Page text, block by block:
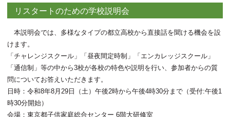
リスタートのための学校説明会
本説明会では、多様なタイプの都立高校から直接話を聞ける機会を設
けます。
「チャレンジスクール」「昼夜間定時制」「エンカレッジスクール」
「通信制」等の中から3校が各校の特色や説明を行い、参加者からの質
問についてお答えいただきます。
日時：令和8年8月29日（土）午後2時から午後4時30分まで（受付:午後1
時30分開始）
会場：東京都子供家庭総合センター 6階大研修室